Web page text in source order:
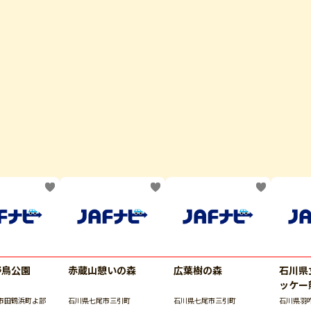
公園
田鶴浜町よ部
赤蔵山憩いの森
石川県七尾市三引町
広葉樹の森
石川県七尾市三引町
石川
ッケ
石川県羽